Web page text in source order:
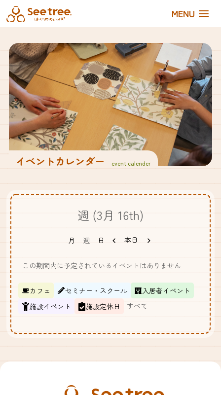
MENU
イベントカレンダー event calender
週 (3月 16th)
月 週 日
前本日
次
この期間内に予定されているイベントはありません
カ
テ
ゴ
ー
カフェ セミナー・スクール
入居者イベント
施設イベント
施設定休日 すべて